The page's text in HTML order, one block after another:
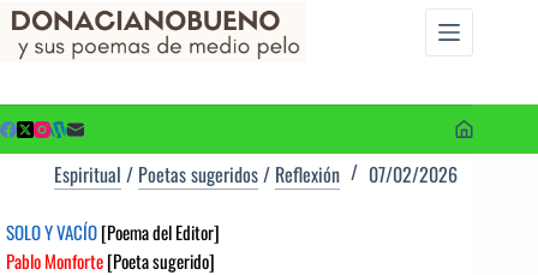
contenido
Espiritual / Poetas sugeridos/ Reflexión 07/02/2026
SOLO Y VACÍO[Poema del Editor]
Pablo Monforte[Poeta sugerido]